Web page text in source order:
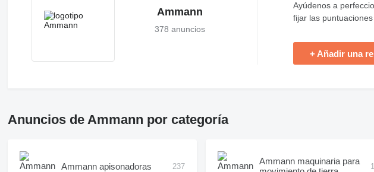
Ammann
378 anuncios
Ayúdenos a
fijar las
+ Añadir una
Anuncios de Ammann por categoría
Ammann apisonadoras 237
Ammann maquinaria para